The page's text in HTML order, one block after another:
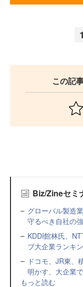
1
この記
Biz/Zineセミ
グローバル製造
守るべき自社の
KDDI館林氏、
ブ大企業ランキ
ドコモ、JR東、
明かす、大企業
もっと読む